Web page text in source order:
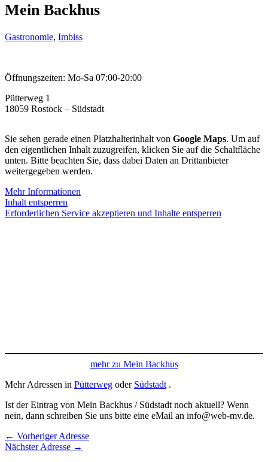
Mein Backhus
Gastronomie, Imbiss
Öffnungszeiten: Mo-Sa 07:00-20:00
Pütterweg 1
18059 Rostock – Südstadt
Sie sehen gerade einen Platzhalterinhalt von Google Maps. Um auf
den eigentlichen Inhalt zuzugreifen, klicken Sie auf die Schaltfläche
unten. Bitte beachten Sie, dass dabei Daten an Drittanbieter
weitergegeben werden.
Mehr Informationen
Inhalt entsperren
Erforderlichen Service akzeptieren und Inhalte entsperren
mehr zu Mein Backhus
Mehr Adressen in Pütterweg oder Südstadt .
Ist der Eintrag von Mein Backhus / Südstadt noch aktuell? Wenn
nein, dann schreiben Sie uns bitte eine eMail an info@web-mv.de.
← Vorheriger Adresse
Nächster Adresse →